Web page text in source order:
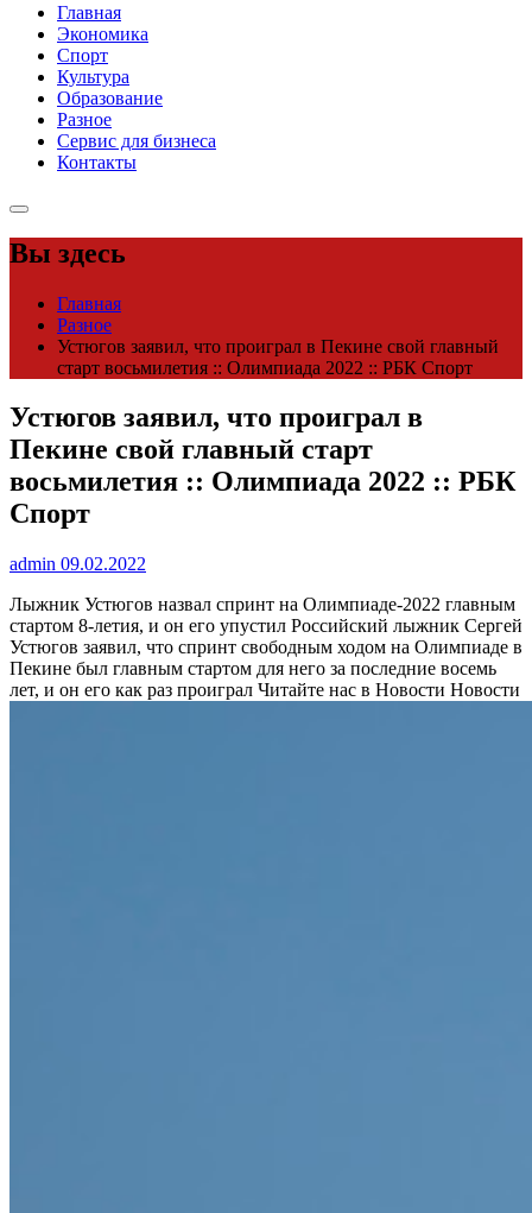
Главная
Экономика
Спорт
Культура
Образование
Разное
Сервис для бизнеса
Контакты
Вы здесь
Главная
Разное
Устюгов заявил, что проиграл в Пекине свой главный
старт восьмилетия :: Олимпиада 2022 :: РБК Спорт
Устюгов заявил, что проиграл в
Пекине свой главный старт
восьмилетия :: Олимпиада 2022 :: РБК
Спорт
admin 09.02.2022
Лыжник Устюгов назвал спринт на Олимпиаде-2022 главным
стартом 8-летия, и он его упустил Российский лыжник Сергей
Устюгов заявил, что спринт свободным ходом на Олимпиаде в
Пекине был главным стартом для него за последние восемь
лет, и он его как раз проиграл Читайте нас в Новости Новости